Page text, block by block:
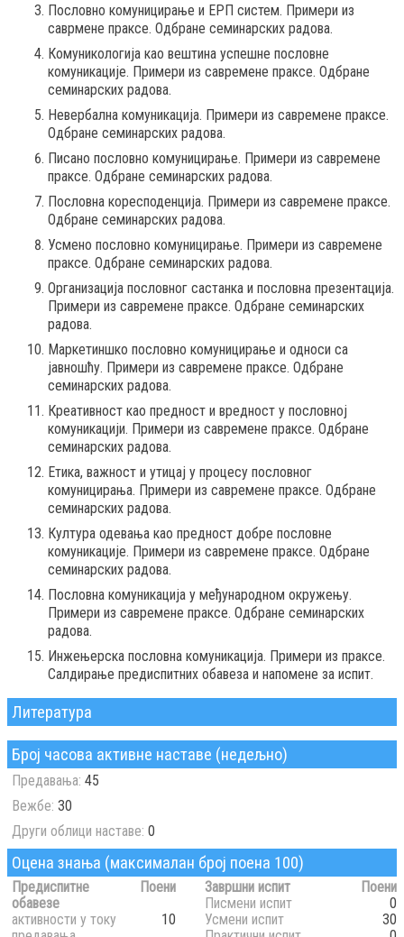
Пословно комуницирање и ЕРП систем. Примери из
саврмене праксе. Одбране семинарских радова.
Комуникологија као вештина успешне пословне
комуникације. Примери из савремене праксе. Одбране
семинарских радова.
Невербална комуникација. Примери из савремене праксе.
Одбране семинарских радова.
Писано пословно комуницирање. Примери из савремене
праксе. Одбране семинарских радова.
Пословна коресподенција. Примери из савремене праксе.
Одбране семинарских радова.
Усмено пословно комуницирање. Примери из савремене
праксе. Одбране семинарских радова.
Организација пословног састанка и пословна презентација.
Примери из савремене праксе. Одбране семинарских
радова.
Маркетиншко пословно комуницирање и односи са
јавношћу. Примери из савремене праксе. Одбране
семинарских радова.
Креативност као предност и вредност у пословној
комуникацији. Примери из савремене праксе. Одбране
семинарских радова.
Етика, важност и утицај у процесу пословног
комуницирања. Примери из савремене праксе. Одбране
семинарских радова.
Култура одевања као предност добре пословне
комуникације. Примери из савремене праксе. Одбране
семинарских радова.
Пословна комуникација у међународном окружењу.
Примери из савремене праксе. Одбране семинарских
радова.
Инжењерска пословна комуникација. Примери из праксе.
Салдирање предиспитних обавеза и напомене за испит.
Литература
Број часова активне наставе (недељно)
Предавања: 45
Вежбе: 30
Други облици наставе: 0
Оцена знања (максималан број поена 100)
Предиспитне
обавезе
Поени
активности у току
10
Завршни испит
Поени
Писмени испит
0
Усмени испит
30